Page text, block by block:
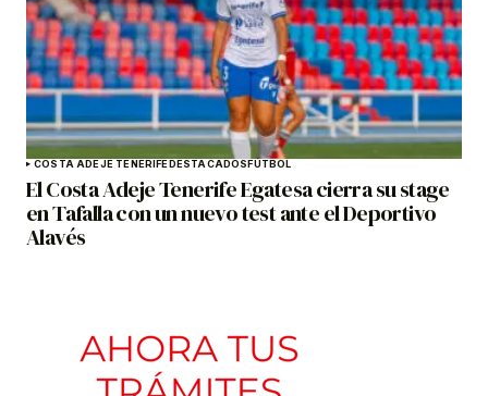
COSTA ADEJE TENERIFEDESTACADOSFÚTBOL
El Costa Adeje Tenerife Egatesa cierra su stage
en Tafalla con un nuevo test ante el Deportivo
Alavés